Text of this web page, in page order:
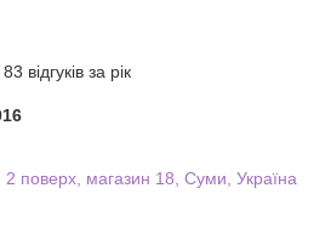
відгуків за рік
поверх, магазин 18, Суми, Україна